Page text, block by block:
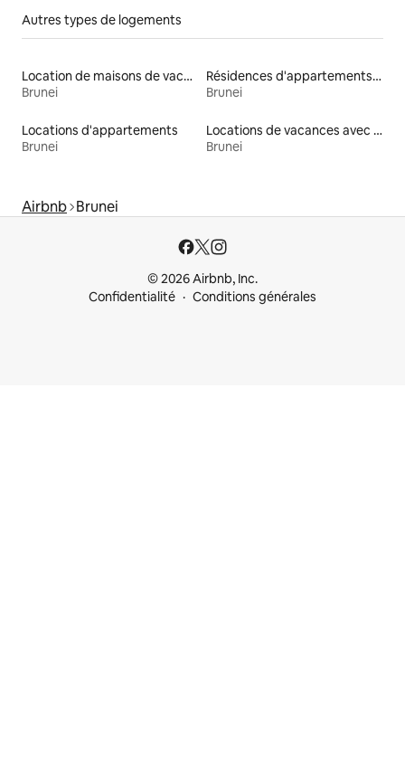
Autres types de logements
Location de maisons de vacances
Brunei
Résidences d'appartements en location
Brunei
Locations d'appartements
Brunei
Locations de vacances avec piscine
Brunei
Airbnb Brunei
© 2026 Airbnb, Inc.
Confidentialité
Conditions générales